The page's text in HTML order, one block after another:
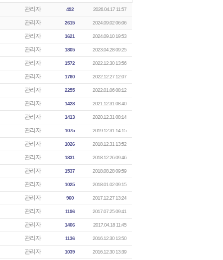
관리자 492 2026.04.17 11:57
관리자 2615 2024.09.02 06:06
관리자 1621 2024.09.10 19:53
관리자 1805 2023.04.28 09:25
관리자 1572 2022.12.30 13:56
관리자 1760 2022.12.27 12:07
관리자 2255 2022.01.06 08:12
관리자 1428 2021.12.31 08:40
관리자 1413 2020.12.31 08:14
관리자 1075 2019.12.31 14:15
관리자 1026 2018.12.31 13:52
관리자 1831 2018.12.26 09:46
관리자 1537 2018.08.28 09:59
관리자 1025 2018.01.02 09:15
관리자 960 2017.12.27 13:24
관리자 1196 2017.07.25 09:41
관리자 1406 2017.04.18 11:45
관리자 1136 2016.12.30 13:50
관리자 1039 2016.12.30 13:39